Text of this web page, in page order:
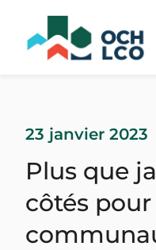
23 janvier 2023
Plus que
côtés